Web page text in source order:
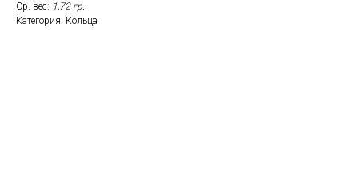
Ср. вес: 1,72 гр.
Категория: Кольца